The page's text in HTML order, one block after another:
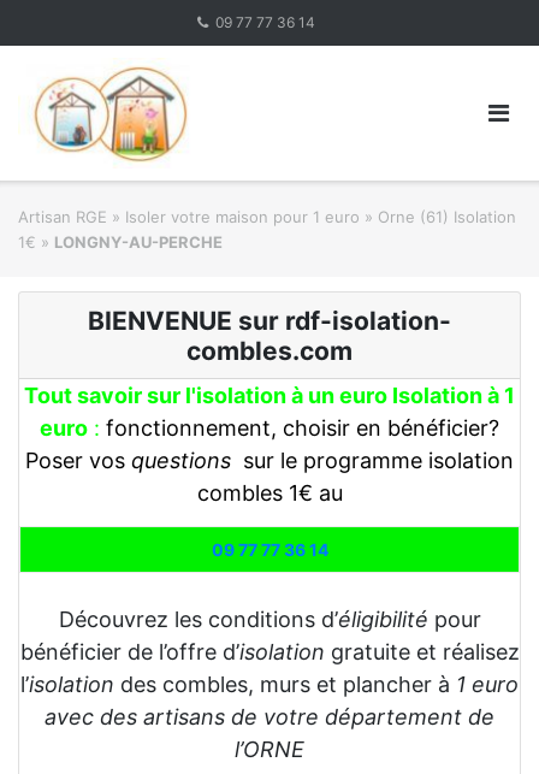
09 77 77 36 14
Artisan RGE » Isoler votre maison pour 1 euro » Orne (61) Isolation
1€ » LONGNY-AU-PERCHE
BIENVENUE sur rdf-isolation-
combles.com
Tout savoir sur l'isolation à un euro Isolation à 1
euro : fonctionnement, choisir en bénéficier?
Poser vos questions sur le programme isolation
combles 1€ au
09 77 77 36 14
Découvrez les conditions d’éligibilité pour
bénéficier de l’offre d’isolation gratuite et réalisez
l’isolation des combles, murs et plancher à 1 euro
avec des artisans de votre département de
l’ORNE